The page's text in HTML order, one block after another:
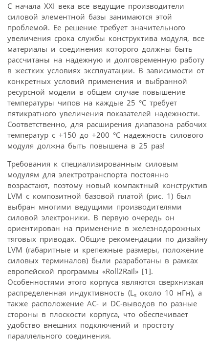
С начала XXI века все ведущие производители
силовой элементной базы занимаются этой
проблемой. Ее решение требует значительного
увеличения срока службы конструктива модуля, все
материалы и соединения которого должны быть
рассчитаны на надежную и долговременную работу
в жестких условиях эксплуатации. В зависимости от
конкретных условий применения и выбранной
ресурсной модели в общем случае повышение
температуры чипов на каждые 25 °C требует
пятикратного увеличения показателей надежности.
Соответственно, для расширения диапазона рабочих
температур с +150 до +200 °C надежность силового
модуля должна быть повышена в 25 раз!
Требования к специализированным силовым
модулям для электротранспорта постоянно
возрастают, поэтому новый компактный конструктив
LVM с композитной базовой платой (рис. 1) был
выбран многими ведущими производителями
силовой электроники. В первую очередь он
ориентирован на применение в железнодорожных
тяговых приводах. Общие рекомендации по дизайну
LVM (габаритные и крепежные размеры, положение
силовых терминалов) были разработаны в рамках
европейской программы «Roll2Rail» [1].
Особенностями этого корпуса являются сверхнизкая
распределенная индуктивность (L s около 10 нГн), а
также расположение АС- и DC-выводов по разные
стороны в плоскости корпуса, что обеспечивает
удобство внешних подключений и простоту
параллельного соединения.